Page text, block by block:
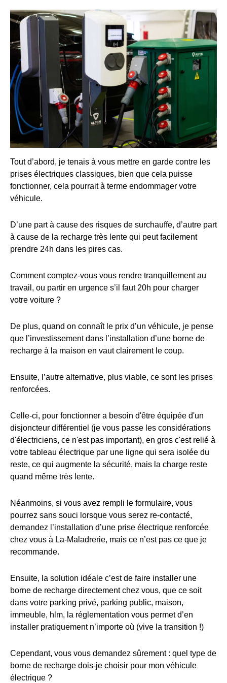
Tout d’abord, je tenais à vous mettre en garde contre les
prises électriques classiques, bien que cela puisse
fonctionner, cela pourrait à terme endommager votre
véhicule.
D’une part à cause des risques de surchauffe, d’autre part
à cause de la recharge très lente qui peut facilement
prendre 24h dans les pires cas.
Comment comptez-vous vous rendre tranquillement au
travail, ou partir en urgence s’il faut 20h pour charger
votre voiture ?
De plus, quand on connaît le prix d’un véhicule, je pense
que l’investissement dans l’installation d’une borne de
recharge à la maison en vaut clairement le coup.
Ensuite, l’autre alternative, plus viable, ce sont les prises
renforcées.
Celle-ci, pour fonctionner a besoin d'être équipée d'un
disjoncteur différentiel (je vous passe les considérations
d'électriciens, ce n'est pas important), en gros c'est relié à
votre tableau électrique par une ligne qui sera isolée du
reste, ce qui augmente la sécurité, mais la charge reste
quand même très lente.
Néanmoins, si vous avez rempli le formulaire, vous
pourrez sans souci lorsque vous serez re-contacté,
demandez l’installation d’une prise électrique renforcée
chez vous à La-Maladrerie, mais ce n’est pas ce que je
recommande.
Ensuite, la solution idéale c’est de faire installer une
borne de recharge directement chez vous, que ce soit
dans votre parking privé, parking public, maison,
immeuble, hlm, la réglementation vous permet d’en
installer pratiquement n’importe où (vive la transition !)
Cependant, vous vous demandez sûrement : quel type de
borne de recharge dois-je choisir pour mon véhicule
électrique ?